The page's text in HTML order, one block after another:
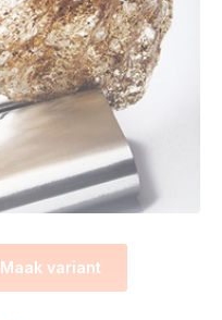
Maak variant